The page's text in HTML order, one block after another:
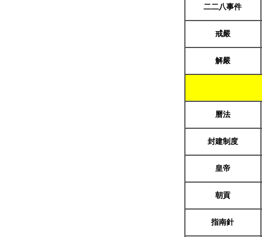
二二八事件
戒嚴
解嚴
曆法
封建制度
皇帝
朝貢
指南針